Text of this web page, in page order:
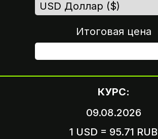
КУРС:
09.08.2026
1 USD = 95.71 RUB
Итоговая цена
ШАГ 4